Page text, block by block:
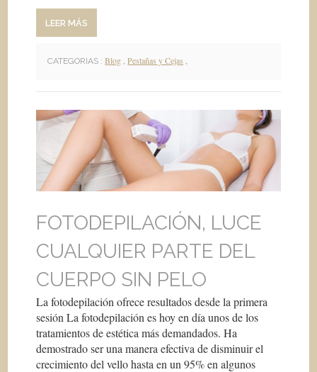
LEER MÁS
CATEGORIAS : Blog ,Pestañas y Cejas ,
FOTODEPILACIÓN, LUCE
CUALQUIER PARTE DEL
CUERPO SIN PELO
La fotodepilación ofrece resultados desde la primera
sesión La fotodepilación es hoy en día unos de los
tratamientos de estética más demandados. Ha
demostrado ser una manera efectiva de disminuir el
crecimiento del vello hasta en un 95% en algunos